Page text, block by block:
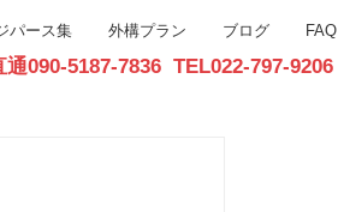
パース集 外構プラン ブログ FAQ
通090-5187-7836 TEL022-797-9206